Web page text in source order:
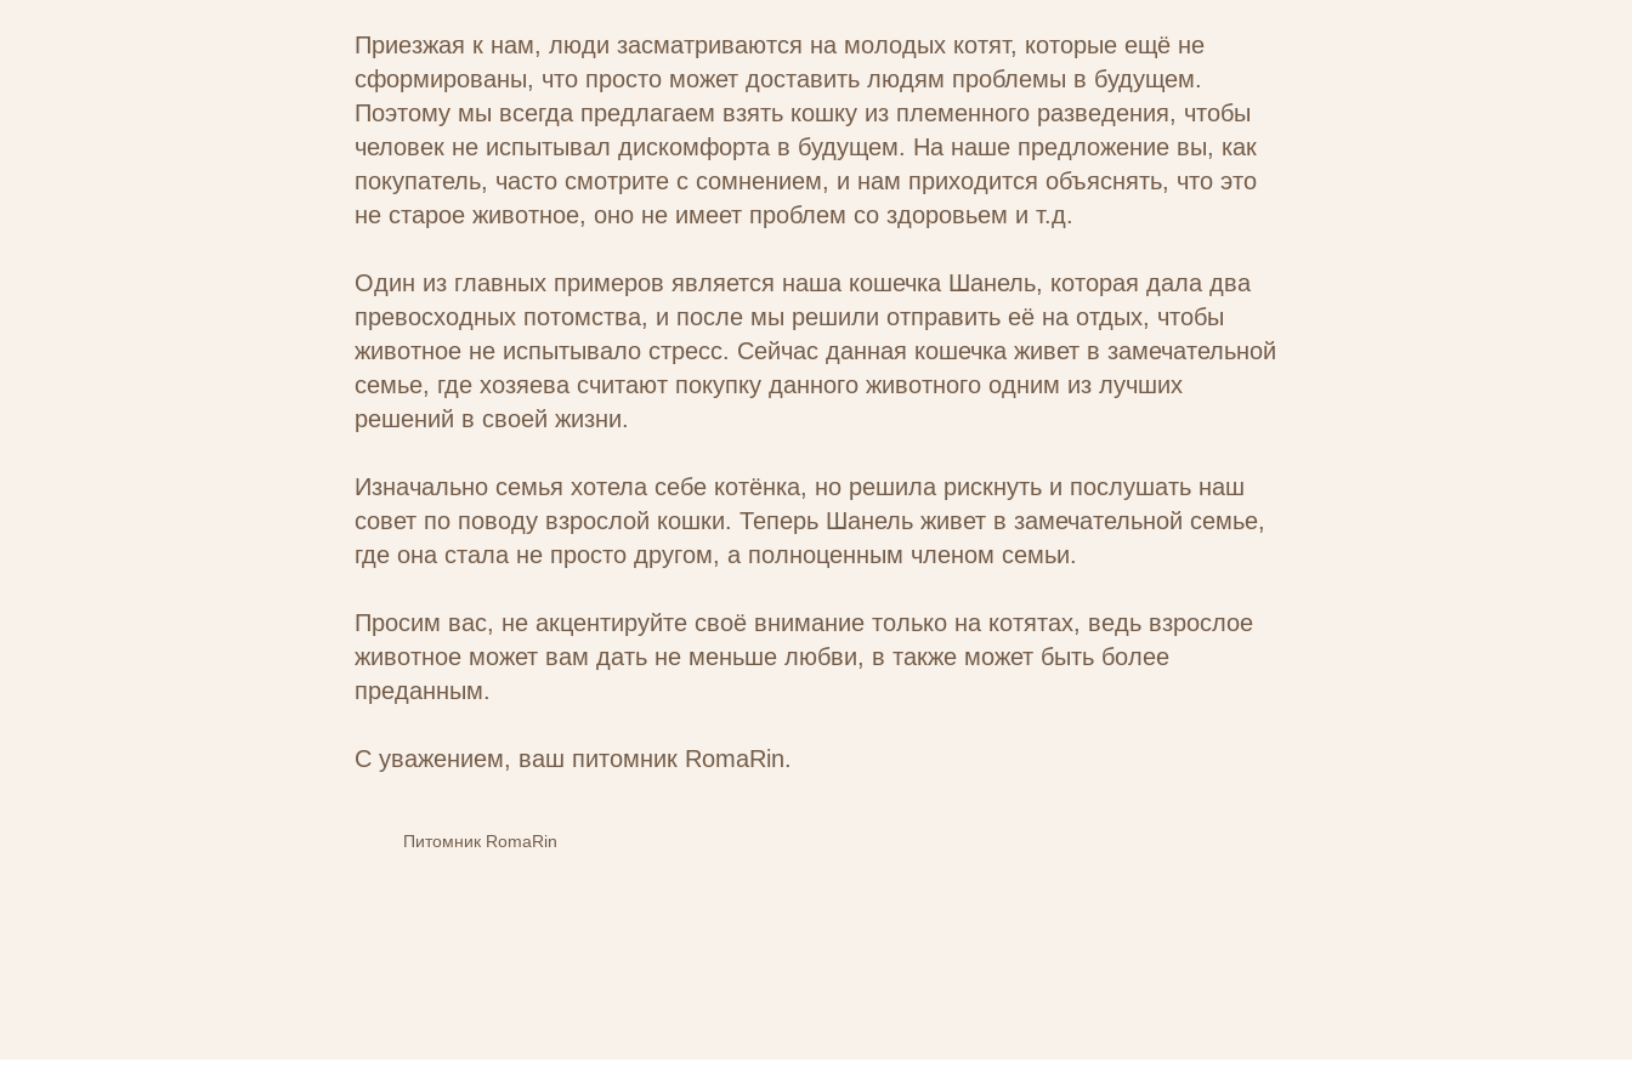
Приезжая к нам, люди засматриваются на молодых котят, которые ещё не
сформированы, что просто может доставить людям проблемы в будущем.
Поэтому мы всегда предлагаем взять кошку из племенного разведения, чтобы
человек не испытывал дискомфорта в будущем. На наше предложение вы, как
покупатель, часто смотрите с сомнением, и нам приходится объяснять, что это
не старое животное, оно не имеет проблем со здоровьем и т.д.
Один из главных примеров является наша кошечка Шанель, которая дала два
превосходных потомства, и после мы решили отправить её на отдых, чтобы
животное не испытывало стресс. Сейчас данная кошечка живет в замечательной
семье, где хозяева считают покупку данного животного одним из лучших
решений в своей жизни.
Изначально семья хотела себе котёнка, но решила рискнуть и послушать наш
совет по поводу взрослой кошки. Теперь Шанель живет в замечательной семье,
где она стала не просто другом, а полноценным членом семьи.
Просим вас, не акцентируйте своё внимание только на котятах, ведь взрослое
животное может вам дать не меньше любви, в также может быть более
преданным.
С уважением, ваш питомник RomaRin.
Питомник RomaRin